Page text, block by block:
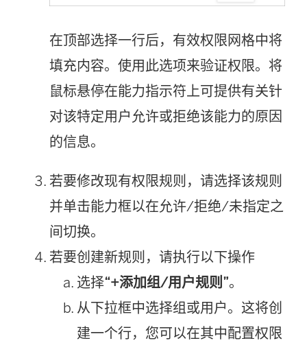
在顶部选择一行后，有效权限网格中将
填充内容。使用此选项来验证权限。将
鼠标悬停在能力指示符上可提供有关针
对该特定用户允许或拒绝该能力的原因
的信息。
若要修改现有权限规则，请选择该规则
并单击能力框以在允许/拒绝/未指定之
间切换。
若要创建新规则，请执行以下操作
选择“+添加组/用户规则”。
从下拉框中选择组或用户。这将创
建一个行，您可以在其中配置权限